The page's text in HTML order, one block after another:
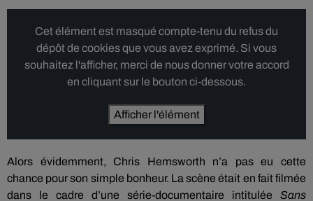
Cet élément est masqué compte-tenu du refus du
dépôt de cookies que vous avez exprimé. Si vous
souhaitez l'afficher, merci de nous donner votre accord
en cliquant sur le bouton ci-dessous.
Afficher l'élément
Alors évidemment, Chris Hemsworth n’a pas eu cette
chance pour son simple bonheur. La scène était en fait filmée
dans le cadre d’une série-documentaire intitulée Sans